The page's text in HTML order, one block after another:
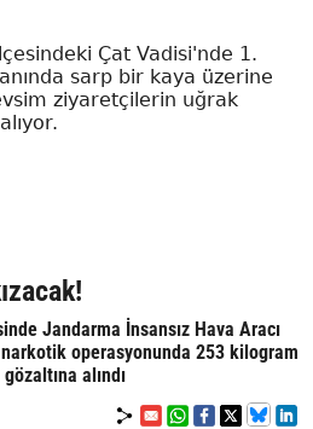
Çat Vadisi'nde 1.
sarp bir kaya üzerine
ziyaretçilerin uğrak
Jandarma İnsansız Hava Aracı
operasyonunda 253 kilogram
alındı